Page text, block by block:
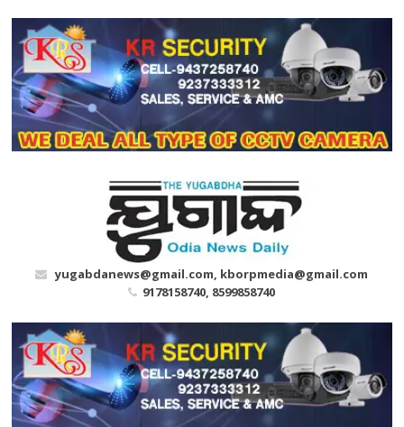
content
yugabdanews@gmail.com, kborpmedia@gmail.com
9178158740, 8599858740